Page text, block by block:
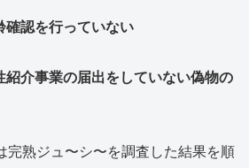
確認を行っていない
紹介事業の届出をしていない偽物の
完熟ジュ〜シ〜を調査した結果を順